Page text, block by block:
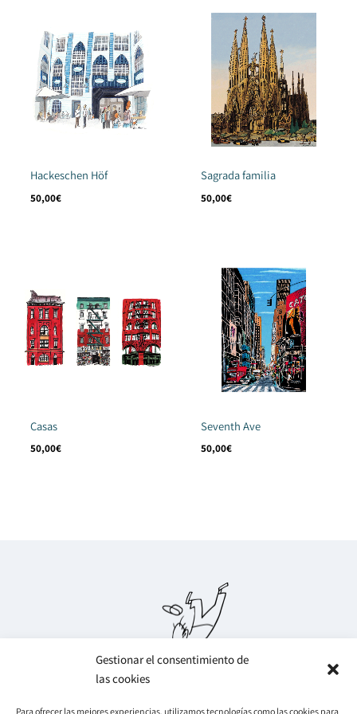
Gestionar el consentimiento de
las cookies
Para ofrecer las mejores experiencias, utilizamos tecnologías como las cookies para
Hackeschen Höf
50,00€
Sagrada familia
50,00€
Casas
50,00€
Seventh Ave
50,00€